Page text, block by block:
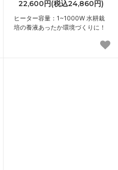
22,600円(税込24,860円)
ヒーター容量：1~1000W 水耕栽
培の養液あったか環境づくりに！